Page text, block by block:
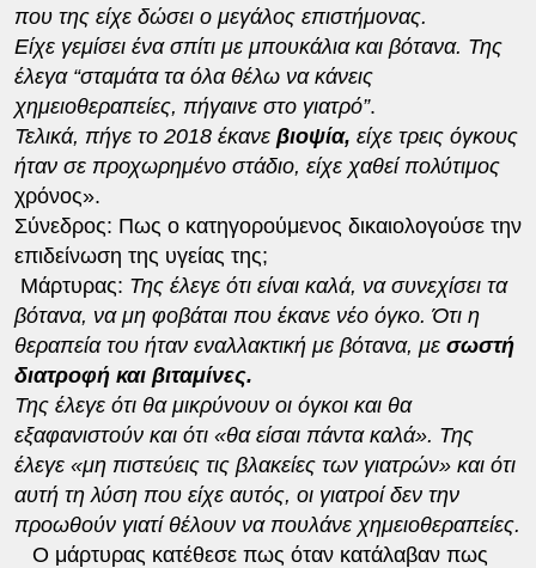
που της είχε δώσει ο μεγάλος επιστήμονας.
Είχε γεμίσει ένα σπίτι με μπουκάλια και βότανα. Της
έλεγα “σταμάτα τα όλα θέλω να κάνεις
χημειοθεραπείες, πήγαινε στο γιατρό”.
Τελικά, πήγε το 2018 έκανε βιοψία, είχε τρεις όγκους
ήταν σε προχωρημένο στάδιο, είχε χαθεί πολύτιμος
χρόνος».
Σύνεδρος: Πως ο κατηγορούμενος δικαιολογούσε την
επιδείνωση της υγείας της;
Μάρτυρας: Της έλεγε ότι είναι καλά, να συνεχίσει τα
βότανα, να μη φοβάται που έκανε νέο όγκο. Ότι η
θεραπεία του ήταν εναλλακτική με βότανα, με σωστή
διατροφή και βιταμίνες.
Της έλεγε ότι θα μικρύνουν οι όγκοι και θα
εξαφανιστούν και ότι «θα είσαι πάντα καλά». Της
έλεγε «μη πιστεύεις τις βλακείες των γιατρών» και ότι
αυτή τη λύση που είχε αυτός, οι γιατροί δεν την
προωθούν γιατί θέλουν να πουλάνε χημειοθεραπείες.
Ο μάρτυρας κατέθεσε πως όταν κατάλαβαν πως